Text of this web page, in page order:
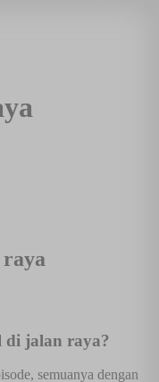
di jalan raya?
semuanya dengan